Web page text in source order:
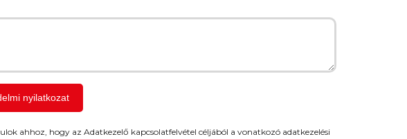
nyilatkozat
ahhoz, hogy az Adatkezelő kapcsolatfelvétel céljából a vonatkozó adatkezelési